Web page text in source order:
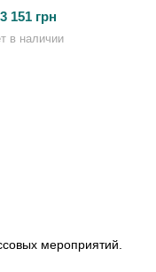
мероприятий.
151 грн
в наличии